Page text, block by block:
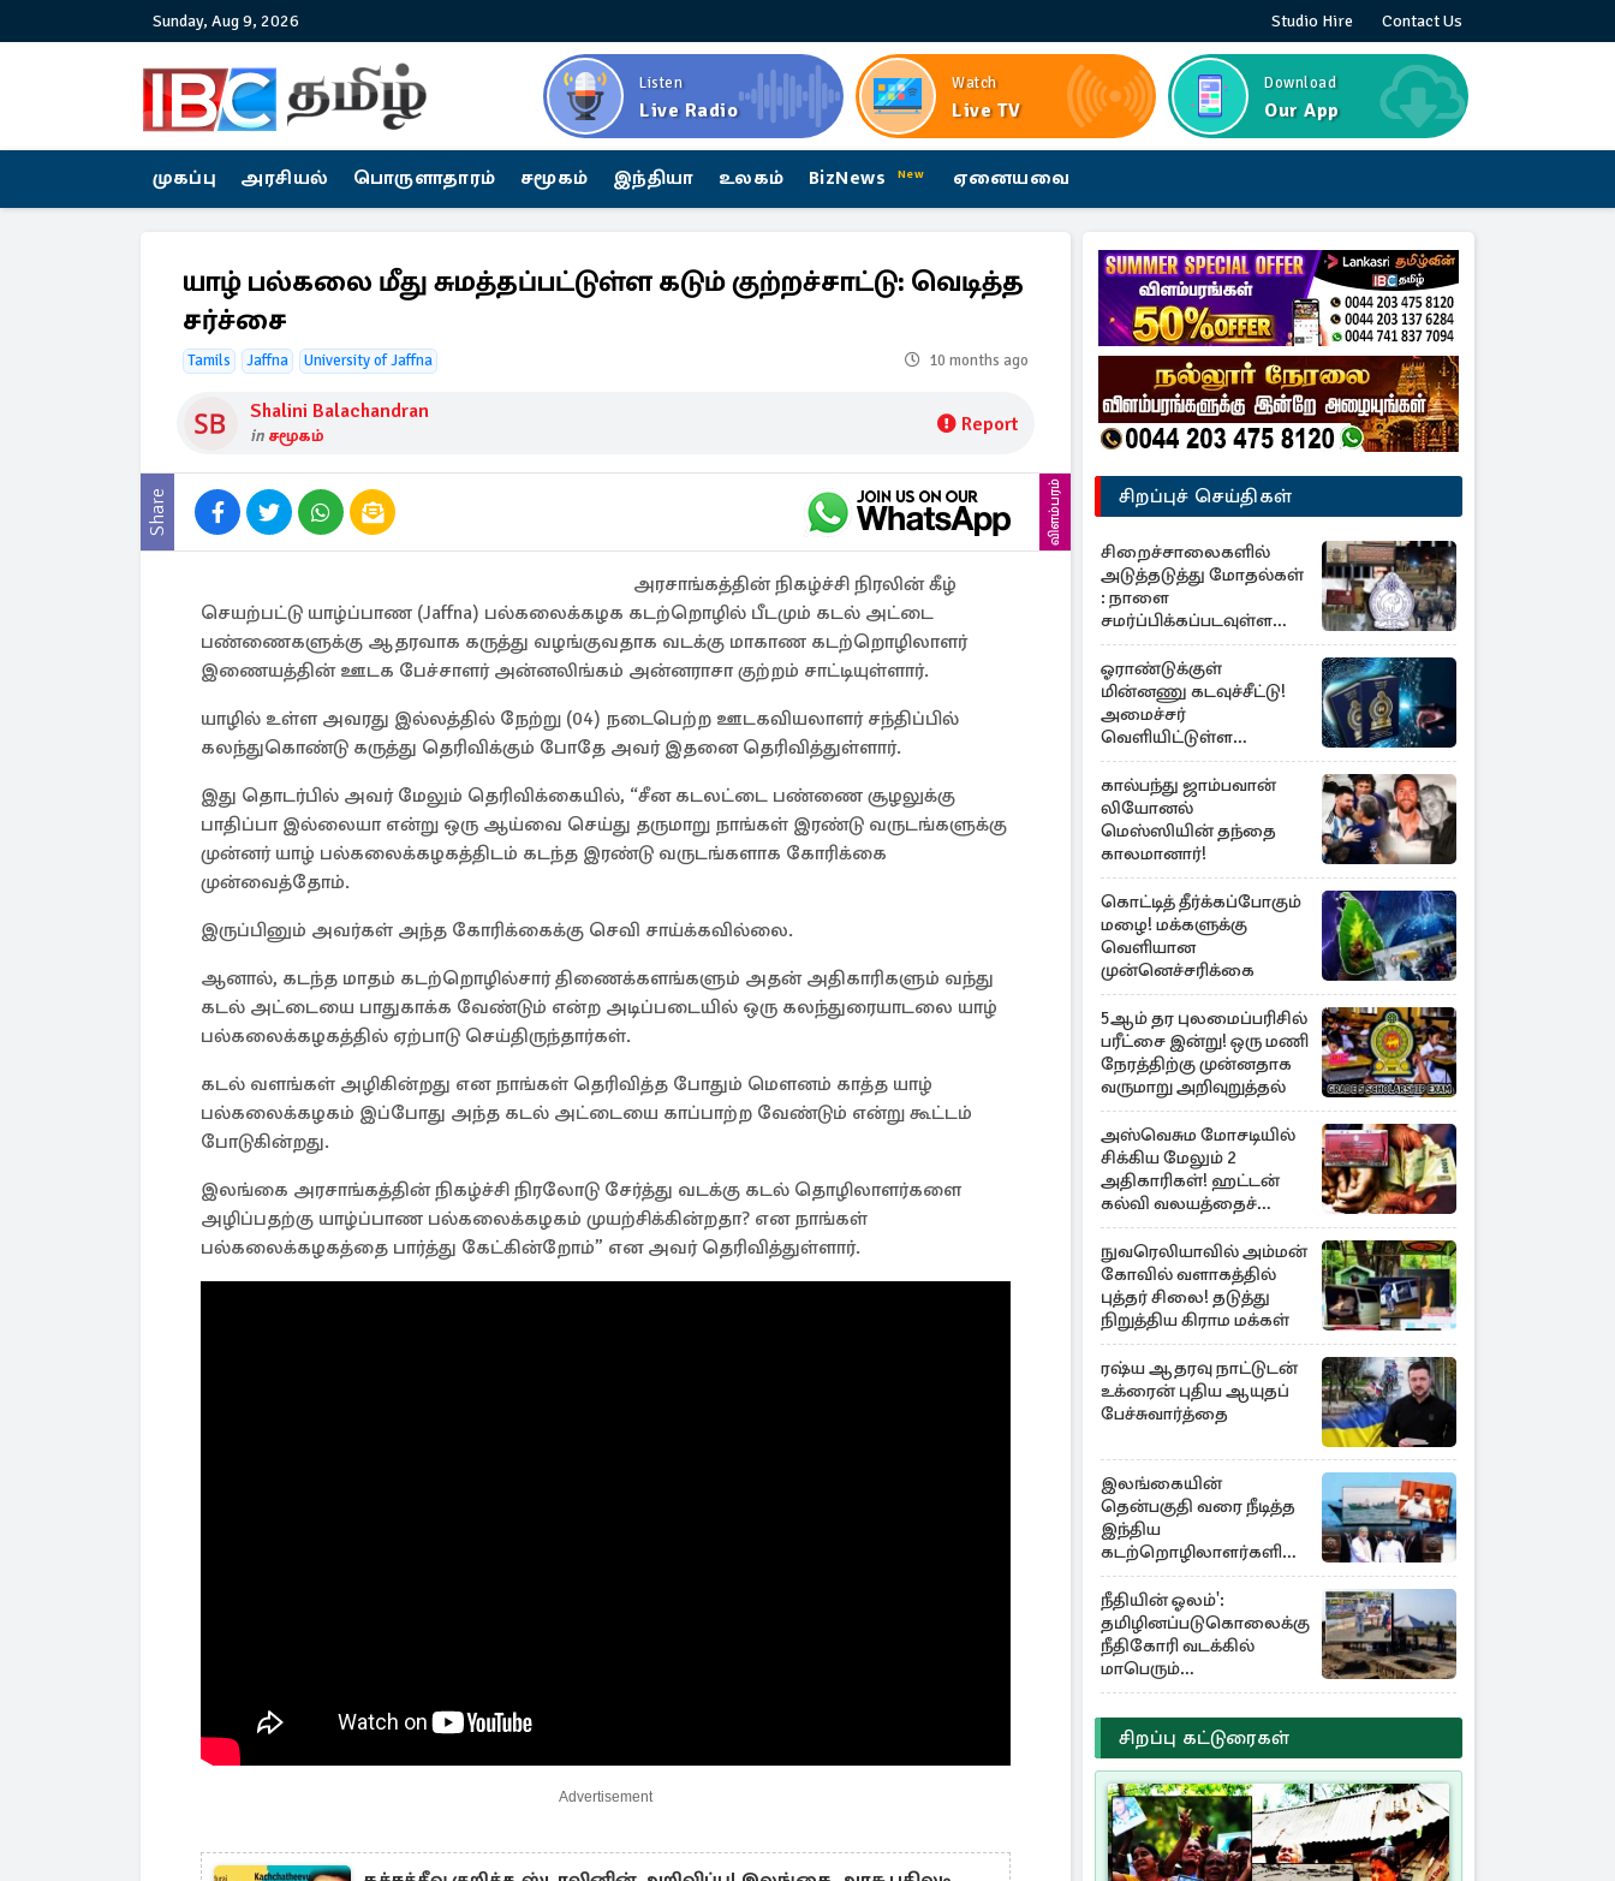
Sunday, Aug 9, 2026 Studio Hire Contact Us
Listen
Live Radio
Watch
Live TV
Download
Our App
முகப்பு அரசியல் பொருளாதாரம் சமூகம் இந்தியா உலகம் BizNews New ஏனையவை
யாழ் பல்கலை மீது சுமத்தப்பட்டுள்ள கடும் குற்றச்சாட்டு: வெடித்த
சர்ச்சை
Tamils Jaffna University of Jaffna 10 months ago
Shalini Balachandran
in சமூகம் Report
Share விளம்பரம்
அரசாங்கத்தின் நிகழ்ச்சி நிரலின் கீழ்
செயற்பட்டு யாழ்ப்பாண (Jaffna) பல்கலைக்கழக கடற்றொழில் பீடமும் கடல் அட்டை
பண்ணைகளுக்கு ஆதரவாக கருத்து வழங்குவதாக வடக்கு மாகாண கடற்றொழிலாளர்
இணையத்தின் ஊடக பேச்சாளர் அன்னலிங்கம் அன்னராசா குற்றம் சாட்டியுள்ளார்.
யாழில் உள்ள அவரது இல்லத்தில் நேற்று (04) நடைபெற்ற ஊடகவியலாளர் சந்திப்பில்
கலந்துகொண்டு கருத்து தெரிவிக்கும் போதே அவர் இதனை தெரிவித்துள்ளார்.
இது தொடர்பில் அவர் மேலும் தெரிவிக்கையில், “சீன கடலட்டை பண்ணை சூழலுக்கு
பாதிப்பா இல்லையா என்று ஒரு ஆய்வை செய்து தருமாறு நாங்கள் இரண்டு வருடங்களுக்கு
முன்னர் யாழ் பல்கலைக்கழகத்திடம் கடந்த இரண்டு வருடங்களாக கோரிக்கை
முன்வைத்தோம்.
இருப்பினும் அவர்கள் அந்த கோரிக்கைக்கு செவி சாய்க்கவில்லை.
ஆனால், கடந்த மாதம் கடற்றொழில்சார் திணைக்களங்களும் அதன் அதிகாரிகளும் வந்து
கடல் அட்டையை பாதுகாக்க வேண்டும் என்ற அடிப்படையில் ஒரு கலந்துரையாடலை யாழ்
பல்கலைக்கழகத்தில் ஏற்பாடு செய்திருந்தார்கள்.
கடல் வளங்கள் அழிகின்றது என நாங்கள் தெரிவித்த போதும் மௌனம் காத்த யாழ்
பல்கலைக்கழகம் இப்போது அந்த கடல் அட்டையை காப்பாற்ற வேண்டும் என்று கூட்டம்
போடுகின்றது.
இலங்கை அரசாங்கத்தின் நிகழ்ச்சி நிரலோடு சேர்த்து வடக்கு கடல் தொழிலாளர்களை
அழிப்பதற்கு யாழ்ப்பாண பல்கலைக்கழகம் முயற்சிக்கின்றதா? என நாங்கள்
பல்கலைக்கழகத்தை பார்த்து கேட்கின்றோம்” என அவர் தெரிவித்துள்ளார்.
Advertisement
சிறப்புச் செய்திகள்
சிறைச்சாலைகளில்
அடுத்தடுத்து மோதல்கள்
: நாளை
சமர்ப்பிக்கப்படவுள்ள
அறிக்கை
ஓராண்டுக்குள்
மின்னணு கடவுச்சீட்டு!
அமைச்சர்
வெளியிட்டுள்ள
அறிவிப்பு
கால்பந்து ஜாம்பவான்
லியோனல்
மெஸ்ஸியின் தந்தை
காலமானார்!
கொட்டித் தீர்க்கப்போகும்
மழை! மக்களுக்கு
வெளியான
முன்னெச்சரிக்கை
5ஆம் தர புலமைப்பரிசில்
பரீட்சை இன்று! ஒரு மணி
நேரத்திற்கு முன்னதாக
வருமாறு அறிவுறுத்தல்
அஸ்வெசும மோசடியில்
சிக்கிய மேலும் 2
அதிகாரிகள்! ஹட்டன்
கல்வி வலயத்தைச்
சேர்ந்த 6 ஆசிரியர்கள்
குறித்து விசாரணை
நுவரெலியாவில் அம்மன்
கோவில் வளாகத்தில்
புத்தர் சிலை! தடுத்து
நிறுத்திய கிராம மக்கள்
ரஷ்ய ஆதரவு நாட்டுடன்
உக்ரைன் புதிய ஆயுதப்
பேச்சுவார்த்தை
இலங்கையின்
தென்பகுதி வரை நீடித்த
இந்திய
கடற்றொழிலாளர்களின்
ஊடுருவல்
நீதியின் ஓலம்':
தமிழினப்படுகொலைக்கு
நீதிகோரி வடக்கில்
மாபெரும்
கவனயீர்ப்புப்போராட்டம்
சிறப்பு கட்டுரைகள்